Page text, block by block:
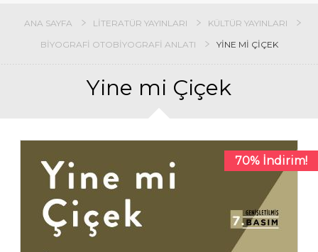
ANA SAYFA LITERATÜR YAYINLARI
KÜLTÜR YAYINLARI
BIYOGRAFI OTOBIYOGRAFI ANLATI
YINE MI ÇIÇEK
Yine mi Çiçek
70% İndirim!